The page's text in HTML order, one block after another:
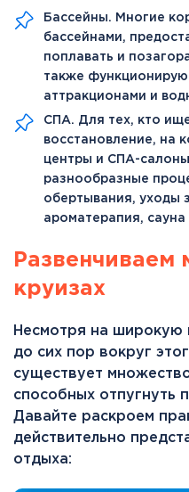
Бассейны. Многие
бассейнами,
поплавать и
также
аттракционами и
СПА. Для тех, кто
восстановление, на
центры и СПА-
разнообразные
обертывания, уходы
ароматерапия, сауна
круизах
Несмотря на широкую
до сих пор вокруг
существует
способных отпугнуть
Давайте раскроем
действительно
отдыха: